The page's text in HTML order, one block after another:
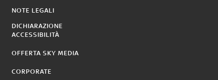
NOTE LEGALI
DICHIARAZIONE
ACCESSIBILITÀ
OFFERTA SKY MEDIA
CORPORATE